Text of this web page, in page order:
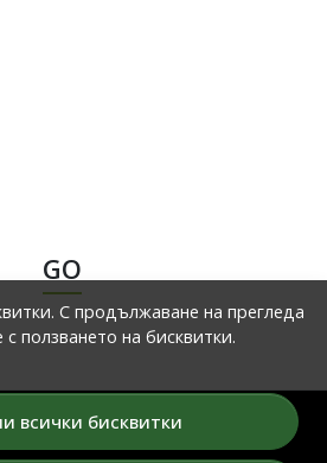
С продължаване на прегледа
ползването на бисквитки.
всички бисквитки
GO